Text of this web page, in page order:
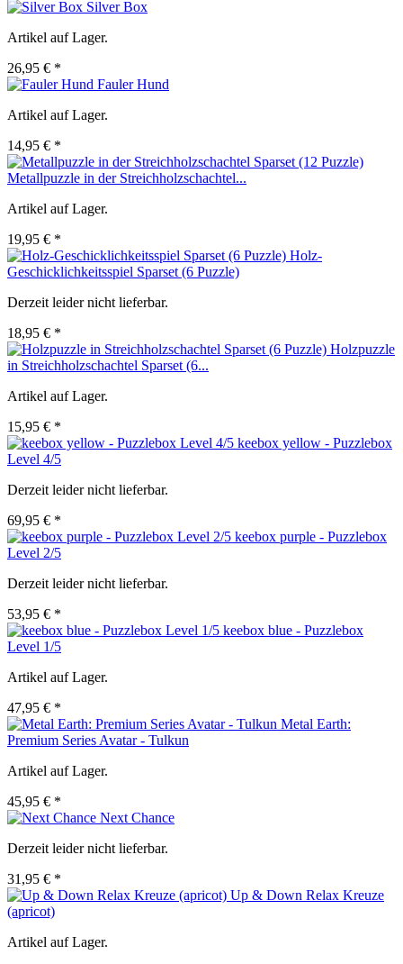
Silver Box
Artikel auf Lager.
26,95 € *
Fauler Hund
Artikel auf Lager.
14,95 € *
Metallpuzzle in der Streichholzschachtel...
Artikel auf Lager.
19,95 € *
Holz-
Geschicklichkeitsspiel Sparset (6 Puzzle)
Derzeit leider nicht lieferbar.
18,95 € *
Holzpuzzle
in Streichholzschachtel Sparset (6...
Artikel auf Lager.
15,95 € *
keebox yellow - Puzzlebox
Level 4/5
Derzeit leider nicht lieferbar.
69,95 € *
keebox purple - Puzzlebox
Level 2/5
Derzeit leider nicht lieferbar.
53,95 € *
keebox blue - Puzzlebox
Level 1/5
Artikel auf Lager.
47,95 € *
Metal Earth:
Premium Series Avatar - Tulkun
Artikel auf Lager.
45,95 € *
Next Chance
Derzeit leider nicht lieferbar.
31,95 € *
Up & Down Relax Kreuze
(apricot)
Artikel auf Lager.